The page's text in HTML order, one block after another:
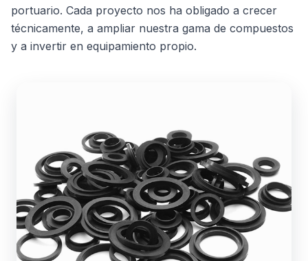
portuario. Cada proyecto nos ha obligado a crecer
técnicamente, a ampliar nuestra gama de compuestos
y a invertir en equipamiento propio.